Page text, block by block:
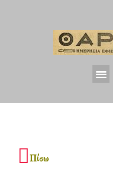
Πίσω